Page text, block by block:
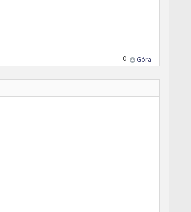
Góra
0